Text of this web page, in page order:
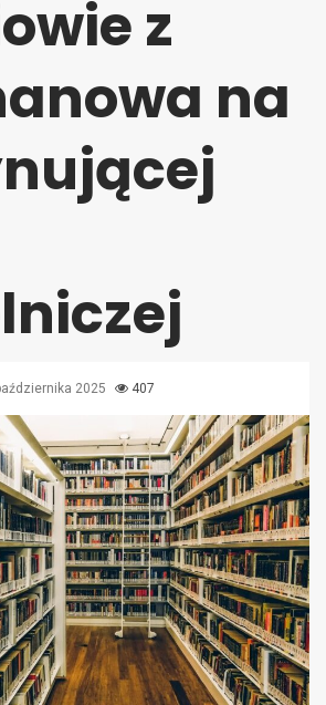
z
na
2025 407